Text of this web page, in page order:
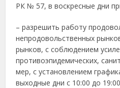
РК № 57, в воскресные дни
– разрешить работу
непродовольственных
рынков, с соблюдением
противоэпидемических,
мер, с установлением
выходные дни с 10:00 до